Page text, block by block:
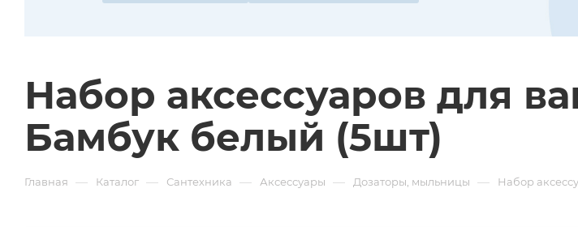
Набор аксессуаров для
Бамбук белый (5шт)
Главная — Каталог — Сантехника — Аксессуары — Дозаторы, мыльницы — Набор